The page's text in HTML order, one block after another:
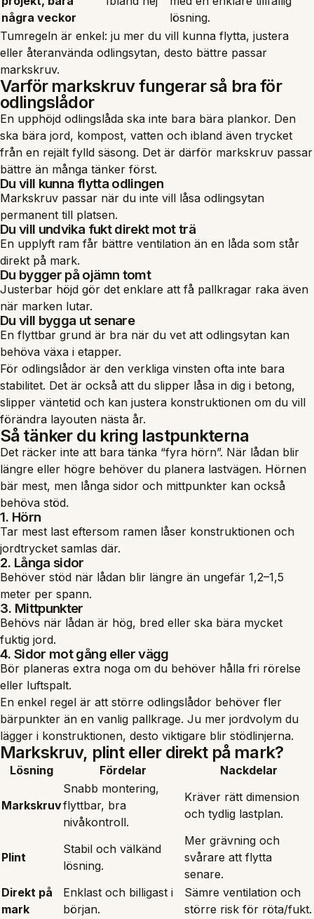
några veckor
lösning.
Tumregeln är enkel: ju mer du vill kunna flytta, justera
eller återanvända odlingsytan, desto bättre passar
markskruv.
Varför markskruv fungerar så bra för
odlingslådor
En upphöjd odlingslåda ska inte bara bära plankor. Den
ska bära jord, kompost, vatten och ibland även trycket
från en rejält fylld säsong. Det är därför markskruv passar
bättre än många tänker först.
Du vill kunna flytta odlingen
Markskruv passar när du inte vill låsa odlingsytan
permanent till platsen.
Du vill undvika fukt direkt mot trä
En upplyft ram får bättre ventilation än en låda som står
direkt på mark.
Du bygger på ojämn tomt
Justerbar höjd gör det enklare att få pallkragar raka även
när marken lutar.
Du vill bygga ut senare
En flyttbar grund är bra när du vet att odlingsytan kan
behöva växa i etapper.
För odlingslådor är den verkliga vinsten ofta inte bara
stabilitet. Det är också att du slipper låsa in dig i betong,
slipper väntetid och kan justera konstruktionen om du vill
förändra layouten nästa år.
Så tänker du kring lastpunkterna
Det räcker inte att bara tänka “fyra hörn”. När lådan blir
längre eller högre behöver du planera lastvägen. Hörnen
bär mest, men långa sidor och mittpunkter kan också
behöva stöd.
1. Hörn
Tar mest last eftersom ramen låser konstruktionen och
jordtrycket samlas där.
2. Långa sidor
Behöver stöd när lådan blir längre än ungefär 1,2–1,5
meter per spann.
3. Mittpunkter
Behövs när lådan är hög, bred eller ska bära mycket
fuktig jord.
4. Sidor mot gång eller vägg
Bör planeras extra noga om du behöver hålla fri rörelse
eller luftspalt.
En enkel regel är att större odlingslådor behöver fler
bärpunkter än en vanlig pallkrage. Ju mer jordvolym du
lägger i konstruktionen, desto viktigare blir stödlinjerna.
Markskruv, plint eller direkt på mark?
Lösning Fördelar Nackdelar
Markskruv
Snabb montering,
flyttbar, bra
nivåkontroll.
Kräver rätt dimension
och tydlig lastplan.
Plint
Stabil och välkänd
lösning.
Mer grävning och
svårare att flytta
senare.
Direkt på
mark
Enklast och billigast i
början.
Sämre ventilation och
större risk för röta/fukt.